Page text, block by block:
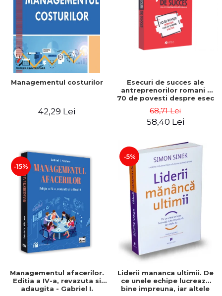
Managementul costurilor
42,29 Lei
Esecuri de succes ale
antreprenorilor romani -
70 de povesti despre esec
68,71 Lei
58,40 Lei
-15%
Managementul afacerilor.
Editia a IV-a, revazuta si
adaugita - Gabriel I.
-5%
Liderii mananca ultimii. De
ce unele echipe lucreaza
bine impreuna, iar altele